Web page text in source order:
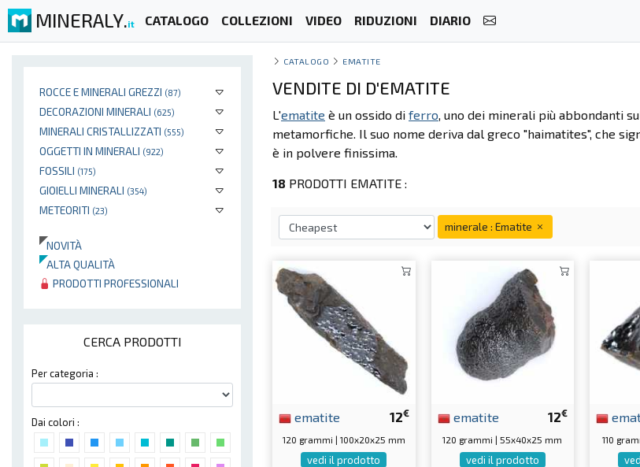
MINERALY.it CATALOGO COLLEZIONI VIDEO RIDUZIONI DIARIO
ROCCE E MINERALI GREZZI (87)
DECORAZIONI MINERALI (625)
MINERALI CRISTALLIZZATI (555)
OGGETTI IN MINERALI (922)
FOSSILI (175)
GIOIELLI MINERALI (354)
METEORITI (23)
NOVITÀ
ALTA QUALITÀ
PRODOTTI PROFESSIONALI
CERCA PRODOTTI
Per categoria :
Dai colori :
CATALOGO EMATITE
VENDITE DI D'EMATITE
L'ematite è un ossido di ferro, uno dei minerali più abbondanti
metamorfiche. Il suo nome deriva dal greco "haimatites", che
è in polvere finissima.
18 PRODOTTI EMATITE :
minerale : Ematite
12€
ematite
120 grammi | 100x20x25 mm
vedi il prodotto
12€
ematite
120 grammi | 55x40x25 mm
vedi il prodotto
110